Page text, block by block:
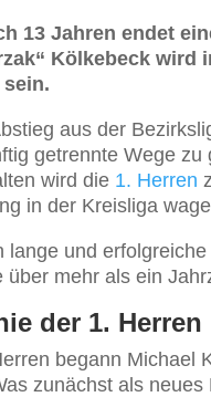
13 Jahren endet
Kölkebeck wird
aus der
getrennte Wege
wird die 1. Herren
in der Kreisliga
und
mehr als ein
der 1. Herren
begann Michael
zunächst als